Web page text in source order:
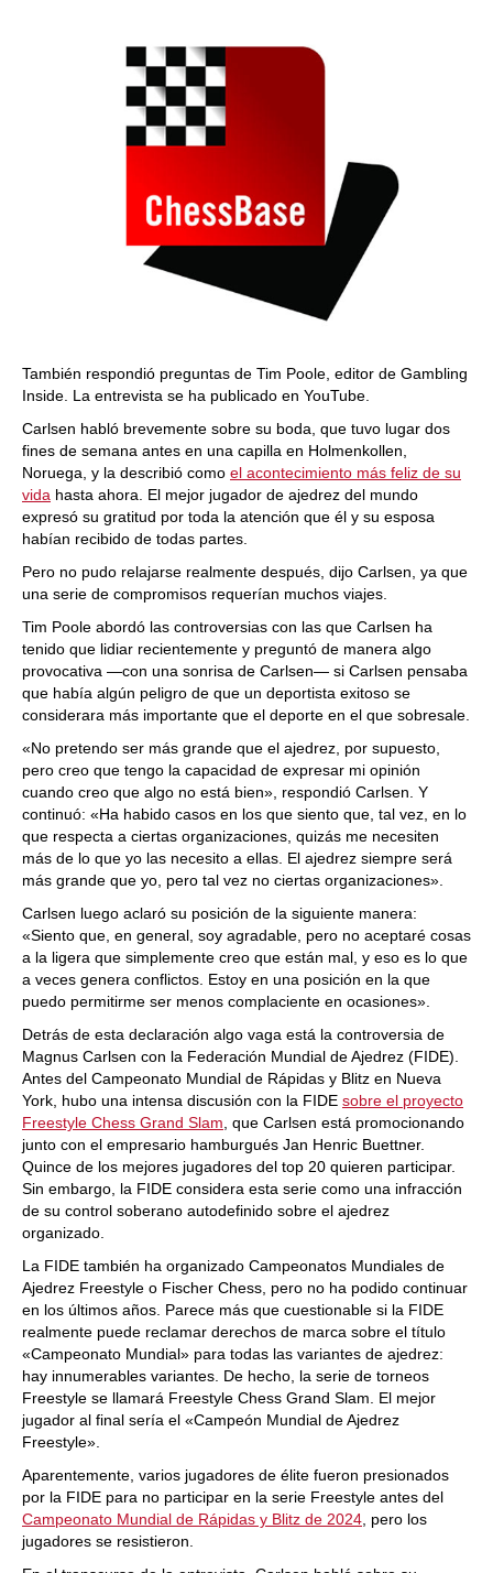
También respondió preguntas de Tim Poole, editor de Gambling
Inside. La entrevista se ha publicado en YouTube.
Carlsen habló brevemente sobre su boda, que tuvo lugar dos
fines de semana antes en una capilla en Holmenkollen,
Noruega, y la describió como el acontecimiento más feliz de su
vida hasta ahora. El mejor jugador de ajedrez del mundo
expresó su gratitud por toda la atención que él y su esposa
habían recibido de todas partes.
Pero no pudo relajarse realmente después, dijo Carlsen, ya que
una serie de compromisos requerían muchos viajes.
Tim Poole abordó las controversias con las que Carlsen ha
tenido que lidiar recientemente y preguntó de manera algo
provocativa —con una sonrisa de Carlsen— si Carlsen pensaba
que había algún peligro de que un deportista exitoso se
considerara más importante que el deporte en el que sobresale.
«No pretendo ser más grande que el ajedrez, por supuesto,
pero creo que tengo la capacidad de expresar mi opinión
cuando creo que algo no está bien», respondió Carlsen. Y
continuó: «Ha habido casos en los que siento que, tal vez, en lo
que respecta a ciertas organizaciones, quizás me necesiten
más de lo que yo las necesito a ellas. El ajedrez siempre será
más grande que yo, pero tal vez no ciertas organizaciones».
Carlsen luego aclaró su posición de la siguiente manera:
«Siento que, en general, soy agradable, pero no aceptaré cosas
a la ligera que simplemente creo que están mal, y eso es lo que
a veces genera conflictos. Estoy en una posición en la que
puedo permitirme ser menos complaciente en ocasiones».
Detrás de esta declaración algo vaga está la controversia de
Magnus Carlsen con la Federación Mundial de Ajedrez (FIDE).
Antes del Campeonato Mundial de Rápidas y Blitz en Nueva
York, hubo una intensa discusión con la FIDE sobre el proyecto
Freestyle Chess Grand Slam , que Carlsen está promocionando
junto con el empresario hamburgués Jan Henric Buettner.
Quince de los mejores jugadores del top 20 quieren participar.
Sin embargo, la FIDE considera esta serie como una infracción
de su control soberano autodefinido sobre el ajedrez
organizado.
La FIDE también ha organizado Campeonatos Mundiales de
Ajedrez Freestyle o Fischer Chess, pero no ha podido continuar
en los últimos años. Parece más que cuestionable si la FIDE
realmente puede reclamar derechos de marca sobre el título
«Campeonato Mundial» para todas las variantes de ajedrez:
hay innumerables variantes. De hecho, la serie de torneos
Freestyle se llamará Freestyle Chess Grand Slam. El mejor
jugador al final sería el «Campeón Mundial de Ajedrez
Freestyle».
Aparentemente, varios jugadores de élite fueron presionados
por la FIDE para no participar en la serie Freestyle antes del
Campeonato Mundial de Rápidas y Blitz de 2024 , pero los
jugadores se resistieron.